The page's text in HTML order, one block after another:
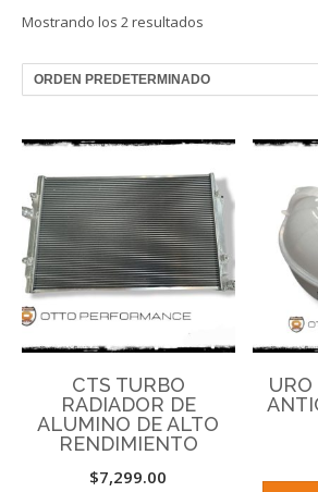
Mostrando los 2 resultados
CTS TURBO
RADIADOR DE
ALUMINO DE ALTO
RENDIMIENTO
$7,299.00
URO